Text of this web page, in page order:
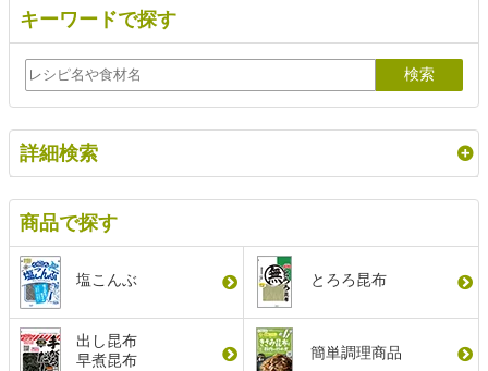
キーワードで探す
詳細検索
商品で探す
塩こんぶ とろろ昆布
出し昆布
早煮昆布
簡単調理商品